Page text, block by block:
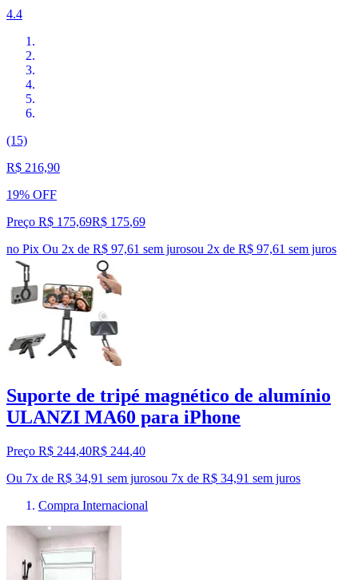
4.4
(15)
R$ 216,90
19% OFF
Preço R$ 175,69R$ 175,69
no Pix Ou 2x de R$ 97,61 sem jurosou 2x de R$ 97,61 sem juros
Suporte de tripé magnético de alumínio
ULANZI MA60 para iPhone
Preço R$ 244,40R$ 244,40
Ou 7x de R$ 34,91 sem jurosou 7x de R$ 34,91 sem juros
Compra Internacional